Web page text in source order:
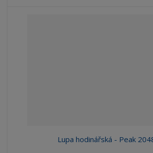
Lupa hodinářská - Peak